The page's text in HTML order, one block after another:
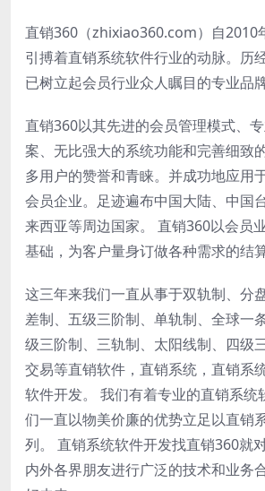
直销360（zhixiao360.com）自2010
引搏着直销系统软件行业的动脉。历
已树立起会员行业众人瞩目的专业品牌
直销360以其先进的会员管理模式、
案、无比强大的系统功能和完善细致
多用户的赞誉和青睐。并成功地应用
会员企业。足迹遍布中国大陆、中国
来西亚等周边国家。 直销360以会员
基础，为客户量身订做各种需求的结
这三年来我们一直从事于双轨制、分
差制、五级三阶制、单轨制、全球一
级三阶制、三轨制、太阳线制、四级
交易等直销软件，直销系统，直销系
软件开发。 我们有着专业的直销系统
们一直以物美价廉的优势立足以直销
列。 直销系统软件开发找直销360就
内外各界朋友进行广泛的技术和业务